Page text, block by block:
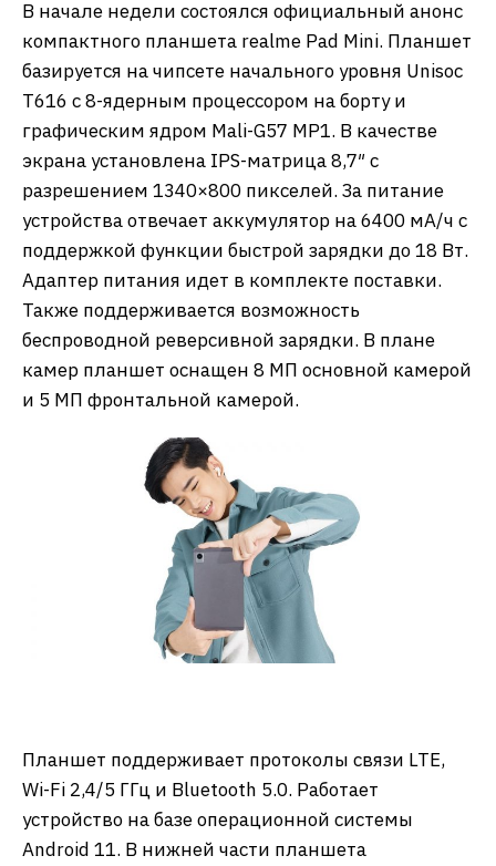
В начале недели состоялся официальный анонс
компактного планшета realme Pad Mini. Планшет
базируется на чипсете начального уровня Unisoc
T616 с 8-ядерным процессором на борту и
графическим ядром Mali-G57 MP1. В качестве
экрана установлена IPS-матрица 8,7″ с
разрешением 1340×800 пикселей. За питание
устройства отвечает аккумулятор на 6400 мА/ч с
поддержкой функции быстрой зарядки до 18 Вт.
Адаптер питания идет в комплекте поставки.
Также поддерживается возможность
беспроводной реверсивной зарядки. В плане
камер планшет оснащен 8 МП основной камерой
и 5 МП фронтальной камерой.
Планшет поддерживает протоколы связи LTE,
Wi-Fi 2,4/5 ГГц и Bluetooth 5.0. Работает
устройство на базе операционной системы
Android 11. В нижней части планшета